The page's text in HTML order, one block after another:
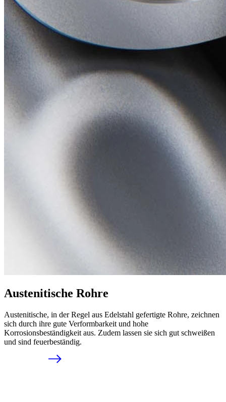
Austenitische Rohre
Austenitische, in der Regel aus Edelstahl gefertigte Rohre, zeichnen
sich durch ihre gute Verformbarkeit und hohe
Korrosionsbeständigkeit aus. Zudem lassen sie sich gut schweißen
und sind feuerbeständig.